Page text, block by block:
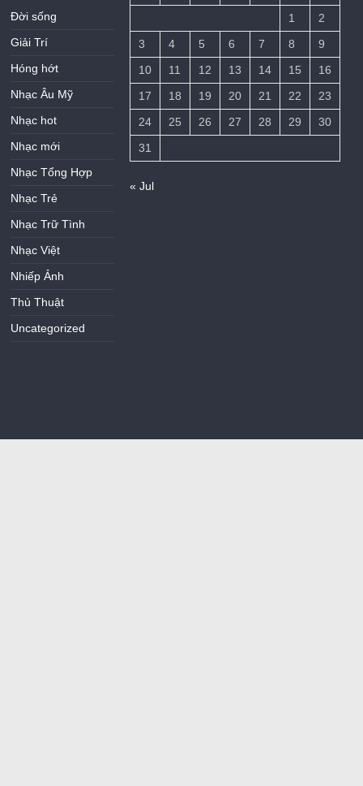
Đời sống
Giải Trí
Hóng hớt
Nhạc Âu Mỹ
Nhạc hot
Nhạc mới
Nhạc Tổng Hợp
Nhạc Trẻ
Nhạc Trữ Tình
Nhạc Việt
Nhiếp Ảnh
Thủ Thuật
Uncategorized
1
2
3
4 5 6 7 8
9
10
11 12 13 14 15
16
17
18 19 20 21 22
23
24
25 26 27 28 29
30
31
« Jul